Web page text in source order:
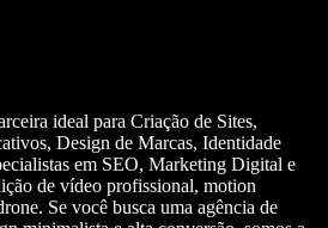
ideal para Criação de Sites,
Design de Marcas, Identidade
em SEO, Marketing Digital e
de vídeo profissional, motion
Se você busca uma agência de